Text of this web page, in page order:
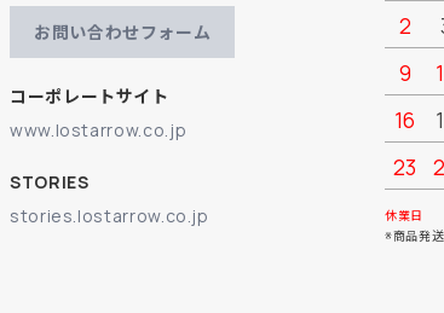
お問い合わせフォーム
コーポレートサイト
www.lostarrow.co.jp
STORIES
stories.lostarrow.co.jp
2
9
16
23
30
休業日
※商品発